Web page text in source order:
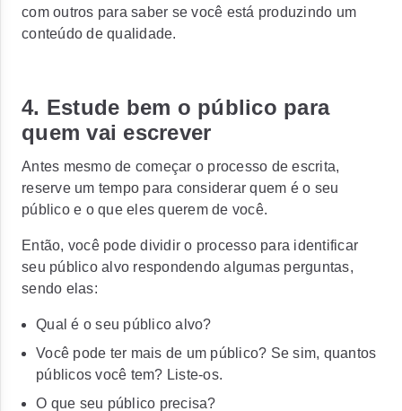
com outros para saber se você está produzindo um
conteúdo de qualidade.
4. Estude bem o público para
quem vai escrever
Antes mesmo de começar o processo de escrita,
reserve um tempo para considerar quem é o seu
público e o que eles querem de você.
Então, você pode dividir o processo para identificar
seu público alvo respondendo algumas perguntas,
sendo elas:
Qual é o seu público alvo?
Você pode ter mais de um público? Se sim, quantos
públicos você tem? Liste-os.
O que seu público precisa?